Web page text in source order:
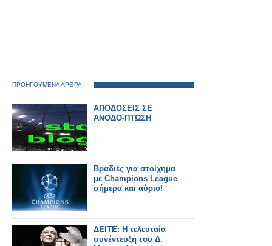
ΠΡΟΗΓΟΥΜΕΝΑ ΑΡΘΡΑ
ΑΠΟΔΟΣΕΙΣ ΣΕ
ΑΝΟΔO-ΠΤΩΣΗ
Βραδιές για στοίχημα
με Champions League
σήμερα και αύριο!
ΔΕΙΤΕ: Η τελευταία
συνέντευξη του Δ.